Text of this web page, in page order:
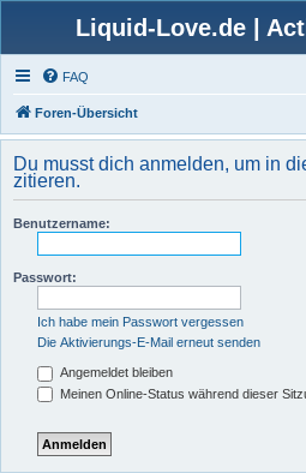
Liquid-Love.de |
FAQ
Foren-Übersicht
Du musst dich anmelden, um in
zitieren.
Benutzername:
Passwort:
Ich habe mein Passwort vergessen
Die Aktivierungs-E-Mail erneut senden
Angemeldet bleiben
Meinen Online-Status während dieser